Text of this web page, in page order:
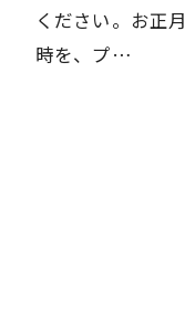
ください。お正
時を、プ…